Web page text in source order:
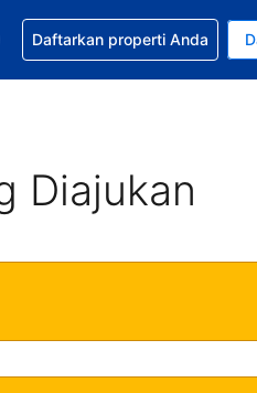
Mata uang Anda saat ini
Anda. Bahasa Anda saat ini
Dapatkan bantuan untuk
Daftarkan properti Anda
Diajukan